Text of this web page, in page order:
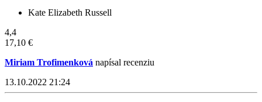
Kate Elizabeth Russell
4,4
17,10 €
Miriam Trofimenková napísal recenziu
13.10.2022 21:24